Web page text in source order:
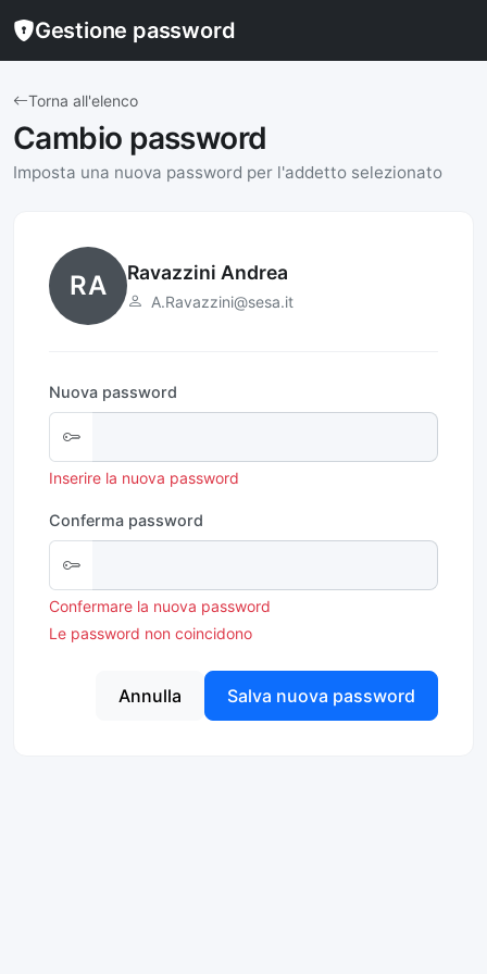
Gestione password
Torna all'elenco
Cambio password
Imposta una nuova password per l'addetto selezionato
RA Ravazzini Andrea
A.Ravazzini@sesa.it
Nuova password
Inserire la nuova password
Conferma password
Confermare la nuova password
Le password non coincidono
Annulla